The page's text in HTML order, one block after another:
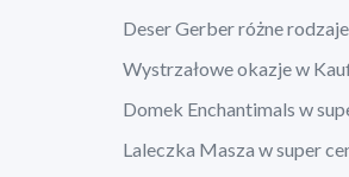
Deser Gerber różne
Wystrzałowe okazje w
Domek Enchantimals w
Laleczka Masza w super